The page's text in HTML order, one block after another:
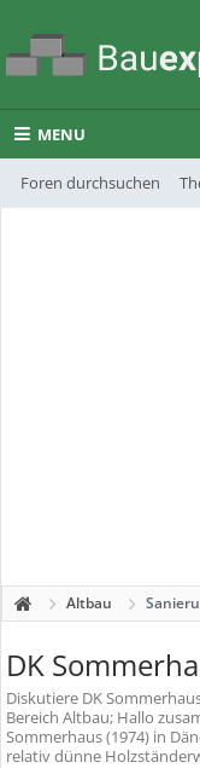
MENU
Foren durchsuchen
Altbau
DK
Diskutiere DK
Bereich Altbau; Hallo
Sommerhaus (1974) in
relativ dünne